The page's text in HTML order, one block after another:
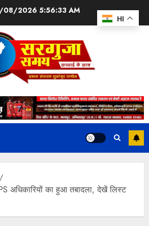
08/2026 5:56:33 AM
अधिकारियों का हुआ तबादला, देखें लिस्ट
HI